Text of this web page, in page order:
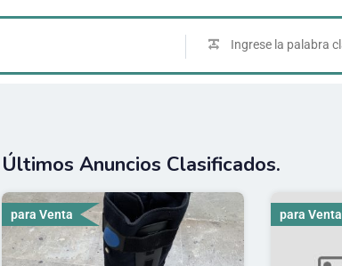
Últimos Anuncios Clasificados.
para Venta para Venta